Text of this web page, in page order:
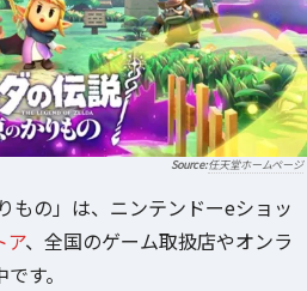
任天堂ホームページ
もの」は、ニンテンドーeショッ
ア、全国のゲーム取扱店やオンラ
す。